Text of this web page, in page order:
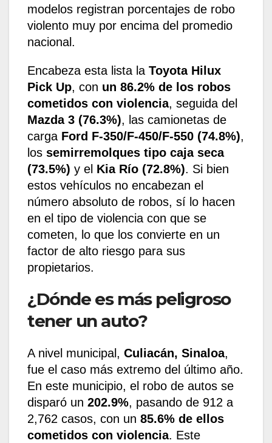
modelos registran porcentajes de robo
violento muy por encima del promedio
nacional.
Encabeza esta lista la Toyota Hilux
Pick Up, con un 86.2% de los robos
cometidos con violencia, seguida del
Mazda 3 (76.3%), las camionetas de
carga Ford F-350/F-450/F-550 (74.8%),
los semirremolques tipo caja seca
(73.5%) y el Kia Río (72.8%). Si bien
estos vehículos no encabezan el
número absoluto de robos, sí lo hacen
en el tipo de violencia con que se
cometen, lo que los convierte en un
factor de alto riesgo para sus
propietarios.
¿Dónde es más peligroso
tener un auto?
A nivel municipal, Culiacán, Sinaloa,
fue el caso más extremo del último año.
En este municipio, el robo de autos se
disparó un 202.9%, pasando de 912 a
2,762 casos, con un 85.6% de ellos
cometidos con violencia. Este